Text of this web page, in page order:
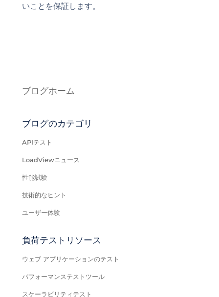
いことを保証します。
ブログホーム
ブログのカテゴリ
APIテスト
LoadViewニュース
性能試験
技術的なヒント
ユーザー体験
負荷テストリソース
ウェブ アプリケーションのテスト
パフォーマンステストツール
スケーラビリティテスト